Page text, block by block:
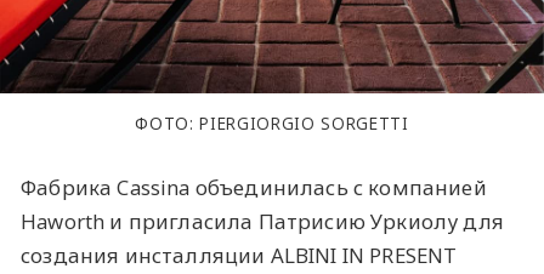
ФОТО: PIERGIORGIO SORGETTI
Фабрика Cassina объединилась с компанией
Haworth и пригласила Патрисию Уркиолу для
создания инсталляции ALBINI IN PRESENT